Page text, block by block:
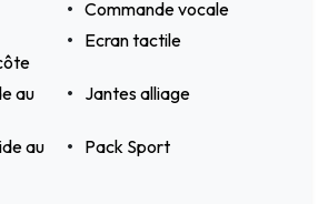
Commande vocale
Ecran tactile
au
Jantes alliage
au
Pack Sport